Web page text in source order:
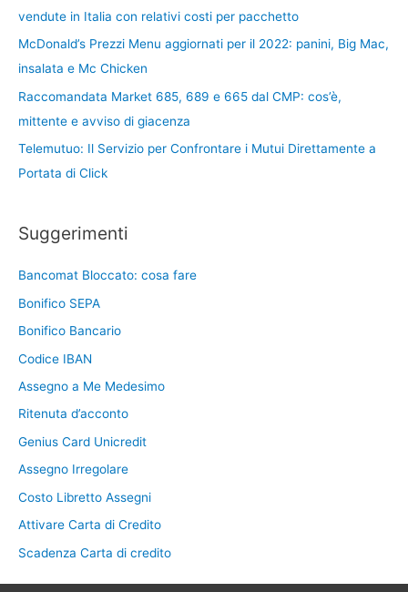
vendute in Italia con relativi costi per pacchetto
McDonald’s Prezzi Menu aggiornati per il 2022: panini, Big Mac,
insalata e Mc Chicken
Raccomandata Market 685, 689 e 665 dal CMP: cos’è,
mittente e avviso di giacenza
Telemutuo: Il Servizio per Confrontare i Mutui Direttamente a
Portata di Click
Suggerimenti
Bancomat Bloccato: cosa fare
Bonifico SEPA
Bonifico Bancario
Codice IBAN
Assegno a Me Medesimo
Ritenuta d’acconto
Genius Card Unicredit
Assegno Irregolare
Costo Libretto Assegni
Attivare Carta di Credito
Scadenza Carta di credito